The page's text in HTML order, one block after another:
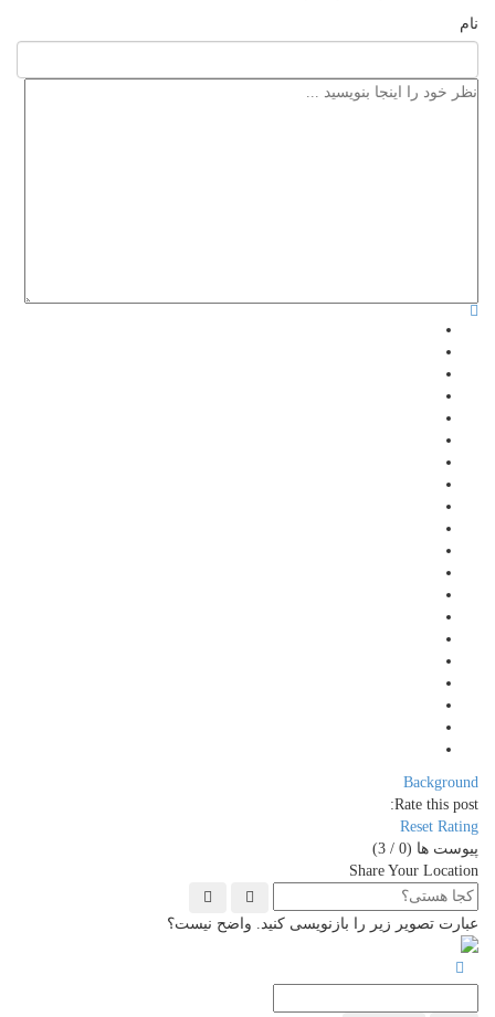
نام
Background
Rate this post:
Reset Rating
پیوست ها (0
/ 3)
Share Your Location
عبارت تصویر زیر را بازنویسی کنید. واضح نیست؟